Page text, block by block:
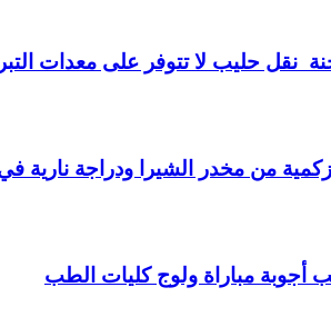
نقل حليب لا تتوفر على معدات
من مخدر الشيرا ودراجة نارية
مباراة ولوج كليات الطب